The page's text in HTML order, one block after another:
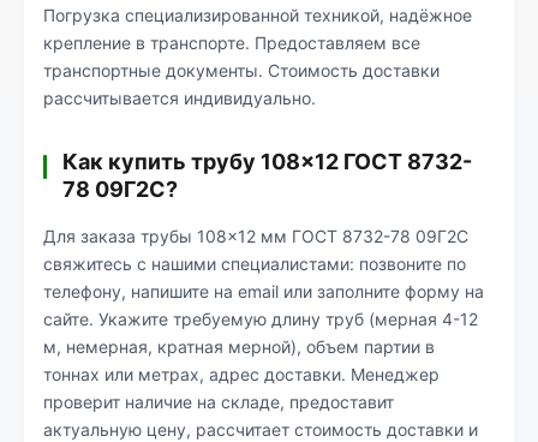
Погрузка специализированной техникой, надёжное
крепление в транспорте. Предоставляем все
транспортные документы. Стоимость доставки
рассчитывается индивидуально.
Как купить трубу 108×12 ГОСТ 8732-
78 09Г2С?
Для заказа трубы 108×12 мм ГОСТ 8732-78 09Г2С
свяжитесь с нашими специалистами: позвоните по
телефону, напишите на email или заполните форму на
сайте. Укажите требуемую длину труб (мерная 4-12
м, немерная, кратная мерной), объем партии в
тоннах или метрах, адрес доставки. Менеджер
проверит наличие на складе, предоставит
актуальную цену, рассчитает стоимость доставки и